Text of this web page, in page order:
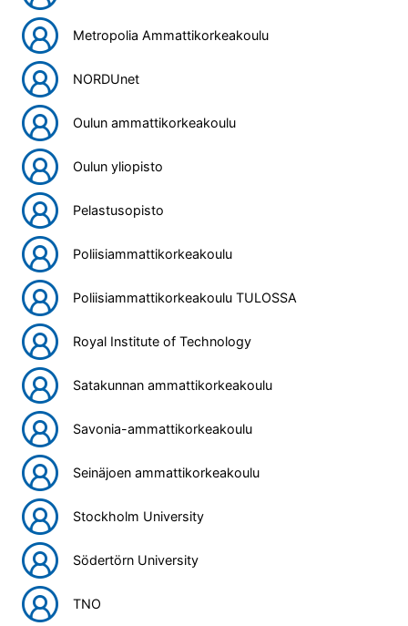
Metropolia Ammattikorkeakoulu
NORDUnet
Oulun ammattikorkeakoulu
Oulun yliopisto
Pelastusopisto
Poliisiammattikorkeakoulu
Poliisiammattikorkeakoulu TULOSSA
Royal Institute of Technology
Satakunnan ammattikorkeakoulu
Savonia-ammattikorkeakoulu
Seinäjoen ammattikorkeakoulu
Stockholm University
Södertörn University
TNO